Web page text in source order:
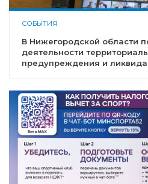
СОБЫТИЯ
В Нижегородской области
деятельности
предупреждения и